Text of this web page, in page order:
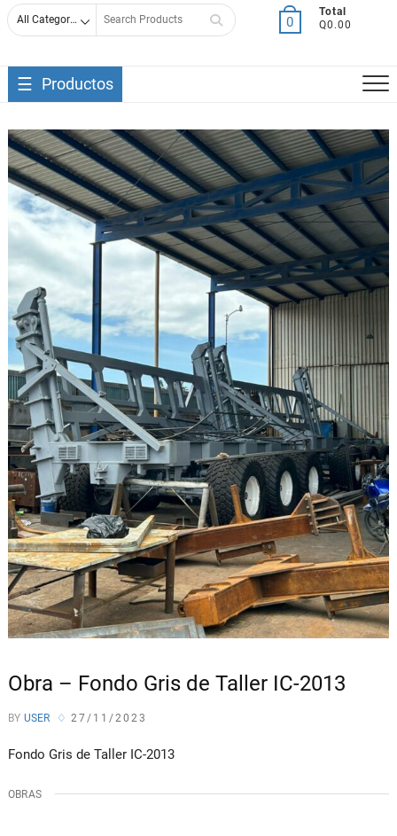
for
0
Total
Q0.00
Productos
Obra – Fondo Gris de Taller IC-2013
BY USER 27/11/2023
Fondo Gris de Taller IC-2013
OBRAS